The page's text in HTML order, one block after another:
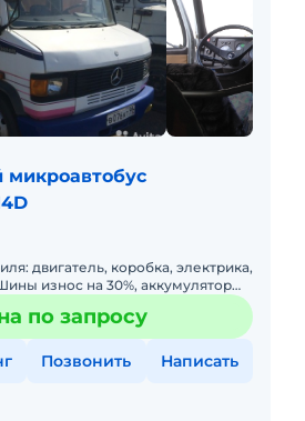
микроавтобус
двигатель, коробка, электрика,
износ на 30%, аккумулятор
с колонками по салону,
по запросу
Позвонить Написать